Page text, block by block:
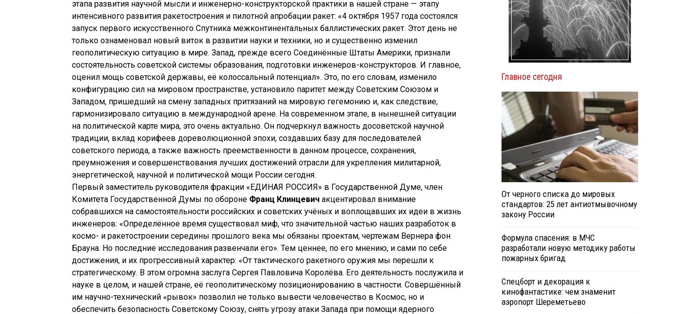
этапа развития научной мысли и инженерно-конструкторской практики в нашей стране — этапу
интенсивного развития ракетостроения и пилотной апробации ракет: «4 октября 1957 года состоялся
запуск первого искусственного Спутника межконтинентальных баллистических ракет. Этот день не
только ознаменовал новый виток в развитии науки и техники, но и существенно изменил
геополитическую ситуацию в мире. Запад, прежде всего Соединённые Штаты Америки, признали
состоятельность советской системы образования, подготовки инженеров-конструкторов. И главное,
оценил мощь советской державы, её колоссальный потенциал». Это, по его словам, изменило
конфигурацию сил на мировом пространстве, установило паритет между Советским Союзом и
Западом, пришедший на смену западных притязаний на мировую гегемонию и, как следствие,
гармонизировало ситуацию в международной арене. На современном этапе, в нынешней ситуации
на политической карте мира, это очень актуально. Он подчеркнул важность досоветской научной
традиции, вклад корифеев дореволюционной эпохи, создавших базу для последователей
советского периода, а также важность преемственности в данном процессе, сохранения,
преумножения и совершенствования лучших достижений отрасли для укрепления милитарной,
энергетической, научной и политической мощи России сегодня.
Первый заместитель руководителя фракции «ЕДИНАЯ РОССИЯ» в Государственной Думе, член
Комитета Государственной Думы по обороне Франц Клинцевич акцентировал внимание
собравшихся на самостоятельности российских и советских учёных и воплощавших их идеи в жизнь
инженеров: «Определённое время существовал миф, что значительной частью наших разработок в
космо- и ракетостроении середины прошлого века мы обязаны проектам, чертежам Вернера фон
Брауна. Но последние исследования развенчали его». Тем ценнее, по его мнению, и сами по себе
достижения, и их прогрессивный характер: «От тактического ракетного оружия мы перешли к
стратегическому. В этом огромна заслуга Сергея Павловича Королёва. Его деятельность послужила и
науке в целом, и нашей стране, её геополитическому позиционированию в частности. Совершённый
им научно-технический «рывок» позволил не только вывести человечество в Космос, но и
обеспечить безопасность Советскому Союзу, снять угрозу атаки Запада при помощи ядерного
Главное сегодня
От черного списка до мировых
стандартов: 25 лет антиотмывочному
закону России
Формула спасения: в МЧС
разработали новую методику работы
пожарных бригад
Спецборт и декорация к
кинофантастике: чем знаменит
аэропорт Шереметьево